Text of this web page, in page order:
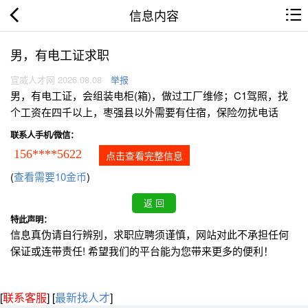
信息内容
男，有电工证求职
宣威人才网 2026.08.08 举报
男，有电工证，会组装电柜(箱)，做过工厂维修；C1驾照，找
个工资在四千以上，枣强县以外需要有住宿，保险勿扰电话
联系人手机/微信：
156****5622 点击查看完整信息
(查看需要10金币)
特此声明：
信息真伪请自行辨别，求职应聘须谨慎，网站对此不承担任何
保证或连带责任! 希望我们的平台能为您带来更多的便利！
[联系客服] [最新找人才]